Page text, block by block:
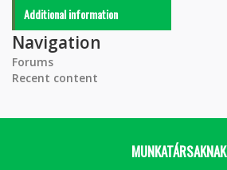
Additional information
Navigation
Forums
Recent content
MUNKATÁRSAKNAK